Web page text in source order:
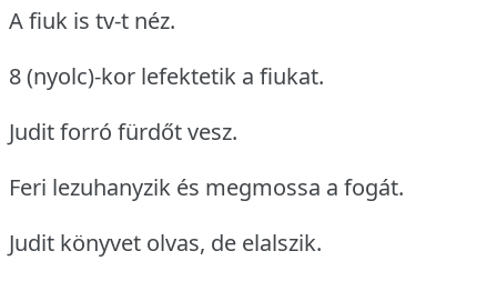
A fiuk is tv-t néz.
8 (nyolc)-kor lefektetik a fiukat.
Judit forró fürdőt vesz.
Feri lezuhanyzik és megmossa a fogát.
Judit könyvet olvas, de elalszik.